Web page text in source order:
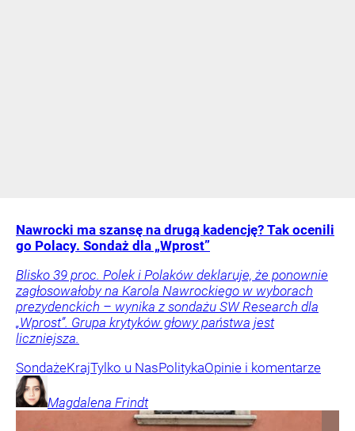
Nawrocki ma szansę na drugą kadencję? Tak ocenili
go Polacy. Sondaż dla „Wprost”
Blisko 39 proc. Polek i Polaków deklaruje, że ponownie
zagłosowałoby na Karola Nawrockiego w wyborach
prezydenckich – wynika z sondażu SW Research dla
„Wprost”. Grupa krytyków głowy państwa jest
liczniejsza.
SondażeKrajTylko u NasPolitykaOpinie i komentarze
Magdalena Frindt